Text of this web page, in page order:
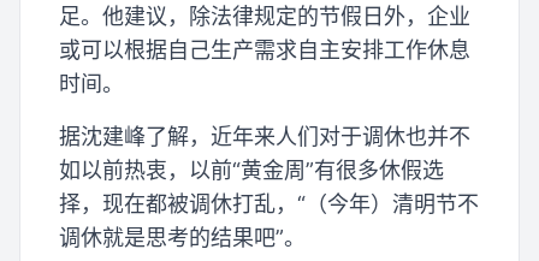
足。他建议，除法律规定的节假日外，企业
或可以根据自己生产需求自主安排工作休息
时间。
据沈建峰了解，近年来人们对于调休也并不
如以前热衷，以前“黄金周”有很多休假选
择，现在都被调休打乱，“（今年）清明节不
调休就是思考的结果吧”。